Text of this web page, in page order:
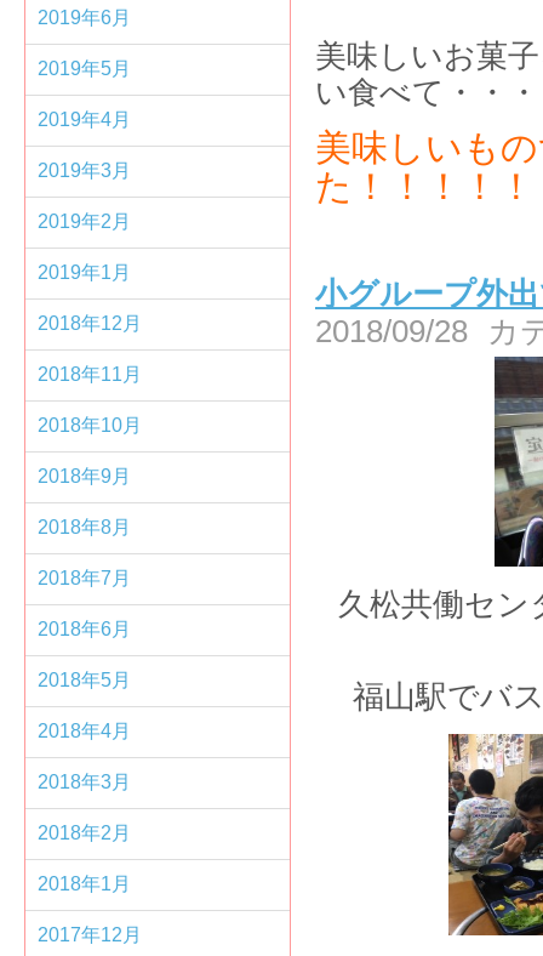
美味しいお菓
い食べて・・・
美味しいも
た！！！！！
小グループ外
2018/09/28
カ
久松共働セン
福山駅でバ
2019年6月
2019年5月
2019年4月
2019年3月
2019年2月
2019年1月
2018年12月
2018年11月
2018年10月
2018年9月
2018年8月
2018年7月
2018年6月
2018年5月
2018年4月
2018年3月
2018年2月
2018年1月
2017年12月